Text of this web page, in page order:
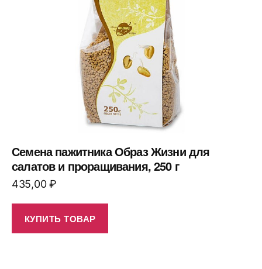
Семена пажитника Образ Жизни для
салатов и проращивания, 250 г
435,00₽
КУПИТЬ ТОВАР